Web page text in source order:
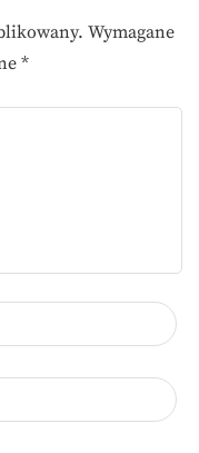
Wymagane
*